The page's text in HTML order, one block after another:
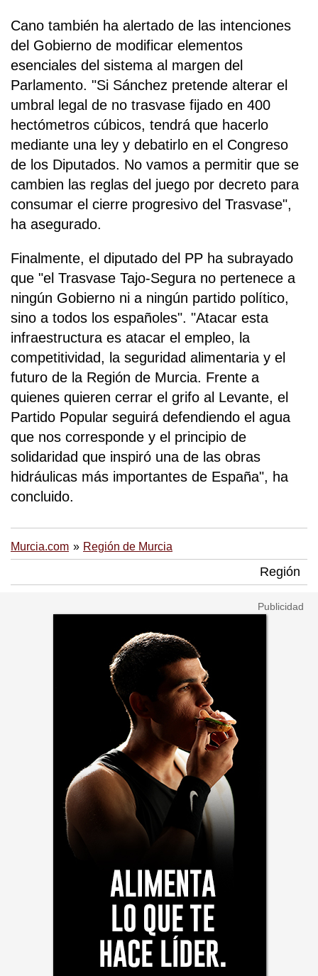
Cano también ha alertado de las intenciones
del Gobierno de modificar elementos
esenciales del sistema al margen del
Parlamento. "Si Sánchez pretende alterar el
umbral legal de no trasvase fijado en 400
hectómetros cúbicos, tendrá que hacerlo
mediante una ley y debatirlo en el Congreso
de los Diputados. No vamos a permitir que se
cambien las reglas del juego por decreto para
consumar el cierre progresivo del Trasvase",
ha asegurado.
Finalmente, el diputado del PP ha subrayado
que "el Trasvase Tajo-Segura no pertenece a
ningún Gobierno ni a ningún partido político,
sino a todos los españoles". "Atacar esta
infraestructura es atacar el empleo, la
competitividad, la seguridad alimentaria y el
futuro de la Región de Murcia. Frente a
quienes quieren cerrar el grifo al Levante, el
Partido Popular seguirá defendiendo el agua
que nos corresponde y el principio de
solidaridad que inspiró una de las obras
hidráulicas más importantes de España", ha
concluido.
Murcia.com Región de Murcia
Región